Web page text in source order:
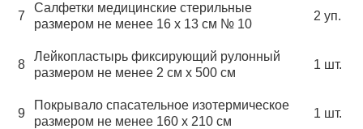
7
Салфетки медицинские стерильные
размером не менее 16 х 13 см № 10
2 уп.
8
Лейкопластырь фиксирующий рулонный
размером не менее 2 см х 500 см
1 шт.
9
Покрывало спасательное изотермическое
размером не менее 160 х 210 см
1 шт.